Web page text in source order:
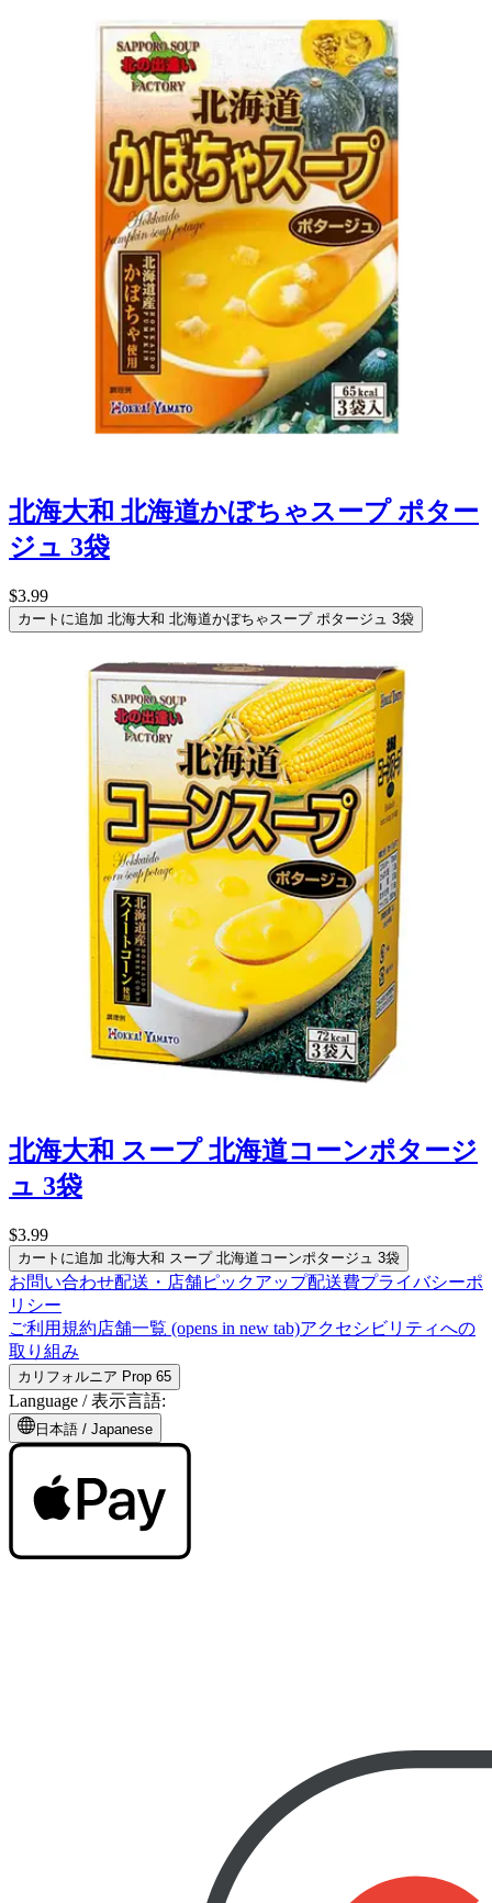
北海大和 北海道かぼちゃスープ ポター
ジュ 3袋
$3.99
カートに追加 北海大和 北海道かぼちゃスープ ポタージュ 3袋
北海大和 スープ 北海道コーンポタージ
ュ 3袋
$3.99
カートに追加 北海大和 スープ 北海道コーンポタージュ 3袋
お問い合わせ配送・店舗ピックアップ配送費プライバシーポ
リシー
ご利用規約店舗一覧 (opens in new tab)アクセシビリティへの
取り組み
カリフォルニア Prop 65
Language /表示言語:
日本語 / Japanese